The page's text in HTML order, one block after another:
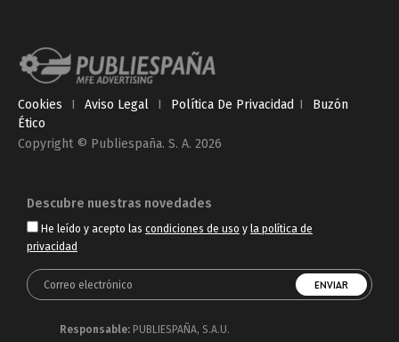
Cookies I Aviso Legal I Política De Privacidad I
Buzón
Ético
Copyright © Publiespaña. S. A. 2026
Descubre nuestras novedades
He leído y acepto las condiciones de uso y la política de
privacidad
Responsable: PUBLIESPAÑA, S.A.U.